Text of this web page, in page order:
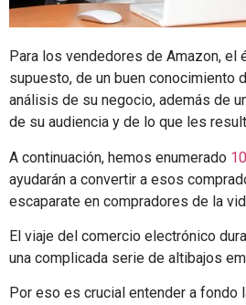
Para los vendedores de Amazon, el
supuesto, de un buen conocimiento
análisis de su negocio, además de
de su audiencia y de lo que les
A continuación, hemos enumerado
ayudarán a convertir a esos
escaparate en compradores de la
El viaje del comercio electrónico
una complicada serie de altibajos
Por eso es crucial entender a fondo